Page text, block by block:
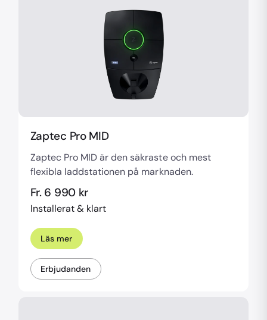
Zaptec Pro MID
Zaptec Pro MID är den säkraste och mest
flexibla laddstationen på marknaden.
Fr. 6 990 kr
Installerat & klart
Läs mer
Erbjudanden